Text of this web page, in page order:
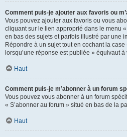
Comment puis-je ajouter aux favoris ou
Vous pouvez ajouter aux favoris ou vous
cliquant sur le lien approprié dans le menu
en bas des sujets et parfois illustré par une
Répondre à un sujet tout en cochant la
lorsqu’une réponse est publiée » équivaut
Haut
Comment puis-je m’abonner à un forum
Vous pouvez vous abonner à un forum
« S’abonner au forum » situé en bas de la
Haut